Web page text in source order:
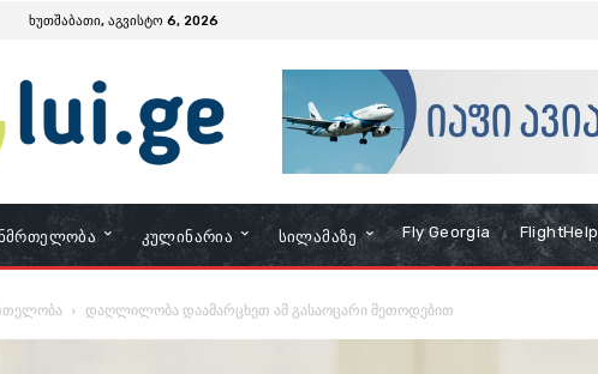
ხუთშაბათი, აგვისტო 6, 2026
Კულინარია Სილამაზე Fly Georgia FlightHelp
დაღლილობა დაამარცხეთ ამ გასაოცარი მეთოდებით